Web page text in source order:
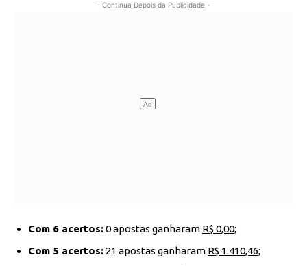
- Continua Depois da Publicidade -
Com 6 acertos:0 apostas ganharam R$ 0,00;
Com 5 acertos: 21 apostas ganharam R$ 1.410,46;